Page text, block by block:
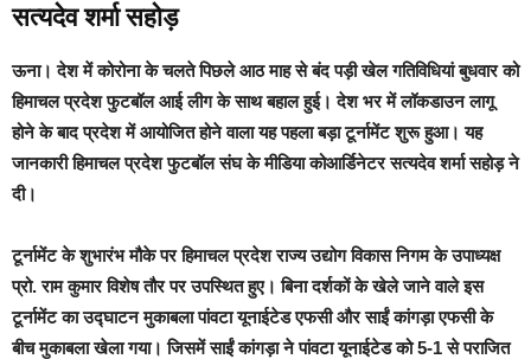
सत्यदेव शर्मा सहोड़
ऊना। देश में कोरोना के चलते पिछले आठ माह से बंद पड़ी खेल गतिविधियां बुधवार को
हिमाचल प्रदेश फुटबॉल आई लीग के साथ बहाल हुई। देश भर में लॉकडाउन लागू
होने के बाद प्रदेश में आयोजित होने वाला यह पहला बड़ा टूर्नामेंट शुरू हुआ। यह
जानकारी हिमाचल प्रदेश फुटबॉल संघ के मीडिया कोआर्डिनेटर सत्यदेव शर्मा सहोड़ ने
दी।
टूर्नामेंट के शुभारंभ मौके पर हिमाचल प्रदेश राज्य उद्योग विकास निगम के उपाध्यक्ष
प्रो. राम कुमार विशेष तौर पर उपस्थित हुए। बिना दर्शकों के खेले जाने वाले इस
टूर्नामेंट का उद्घाटन मुकाबला पांवटा यूनाईटेड एफसी और साईं कांगड़ा एफसी के
बीच मुकाबला खेला गया। जिसमें साईं कांगड़ा ने पांवटा यूनाईटेड को 5-1 से पराजित